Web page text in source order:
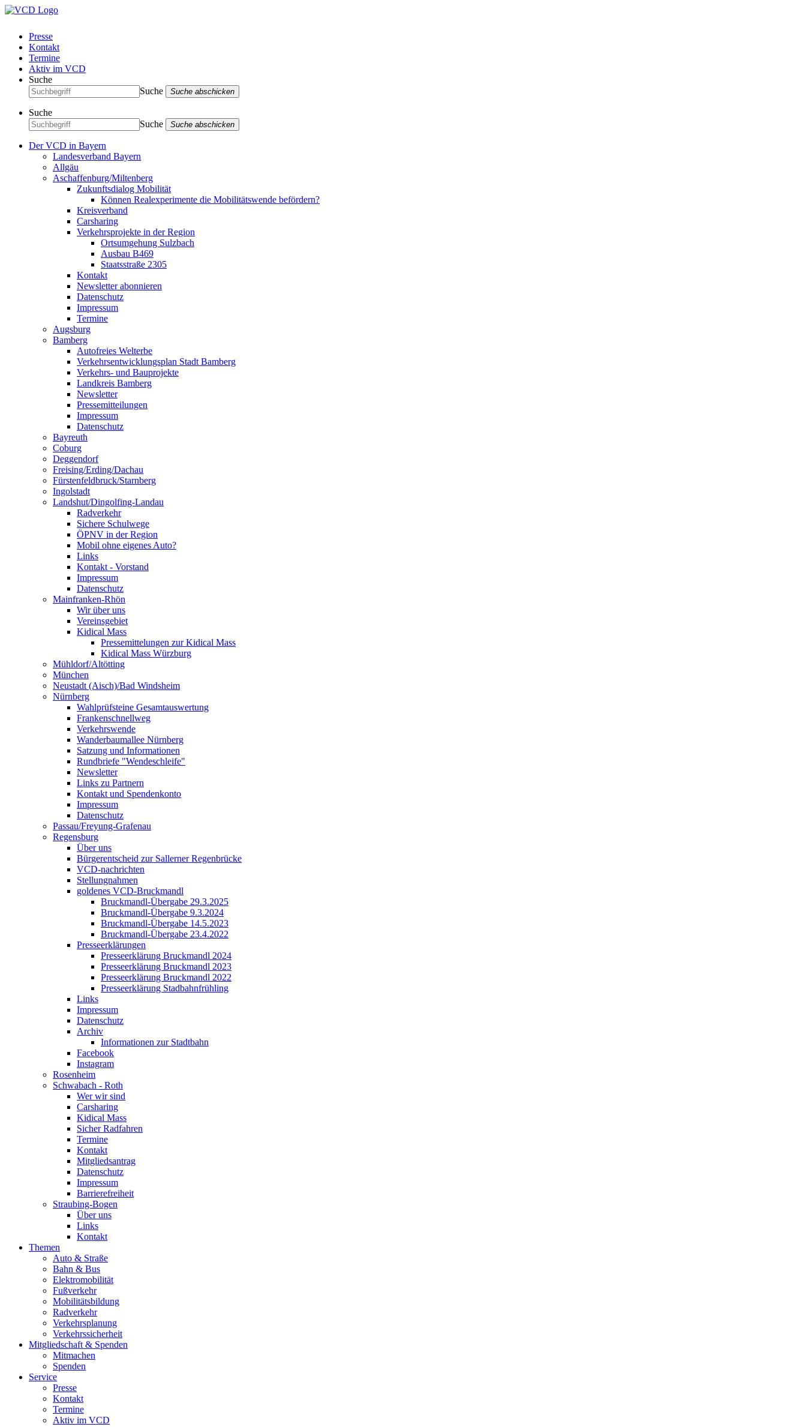
Presse
Kontakt
Termine
Aktiv im VCD
Suche
Suche
Suche abschicken
Suche
Suche
Suche abschicken
Der VCD in Bayern
Landesverband Bayern
Allgäu
Aschaffenburg/Miltenberg
Zukunftsdialog Mobilität
Können Realexperimente die Mobilitätswende befördern?
Kreisverband
Carsharing
Verkehrsprojekte in der Region
Ortsumgehung Sulzbach
Ausbau B469
Staatsstraße 2305
Kontakt
Newsletter abonnieren
Datenschutz
Impressum
Termine
Augsburg
Bamberg
Autofreies Welterbe
Verkehrsentwicklungsplan Stadt Bamberg
Verkehrs- und Bauprojekte
Landkreis Bamberg
Newsletter
Pressemitteilungen
Impressum
Datenschutz
Bayreuth
Coburg
Deggendorf
Freising/Erding/Dachau
Fürstenfeldbruck/Starnberg
Ingolstadt
Landshut/Dingolfing-Landau
Radverkehr
Sichere Schulwege
ÖPNV in der Region
Mobil ohne eigenes Auto?
Links
Kontakt - Vorstand
Impressum
Datenschutz
Mainfranken-Rhön
Wir über uns
Vereinsgebiet
Kidical Mass
Pressemittelungen zur Kidical Mass
Kidical Mass Würzburg
Mühldorf/Altötting
München
Neustadt (Aisch)/Bad Windsheim
Nürnberg
Wahlprüfsteine Gesamtauswertung
Frankenschnellweg
Verkehrswende
Wanderbaumallee Nürnberg
Satzung und Informationen
Rundbriefe "Wendeschleife"
Newsletter
Links zu Partnern
Kontakt und Spendenkonto
Impressum
Datenschutz
Passau/Freyung-Grafenau
Regensburg
Über uns
Bürgerentscheid zur Sallerner Regenbrücke
VCD-nachrichten
Stellungnahmen
goldenes VCD-Bruckmandl
Bruckmandl-Übergabe 29.3.2025
Bruckmandl-Übergabe 9.3.2024
Bruckmandl-Übergabe 14.5.2023
Bruckmandl-Übergabe 23.4.2022
Presseerklärungen
Presseerklärung Bruckmandl 2024
Presseerklärung Bruckmandl 2023
Presseerklärung Bruckmandl 2022
Presseerklärung Stadbahnfrühling
Links
Impressum
Datenschutz
Archiv
Informationen zur Stadtbahn
Facebook
Instagram
Rosenheim
Schwabach - Roth
Wer wir sind
Carsharing
Kidical Mass
Sicher Radfahren
Termine
Kontakt
Mitgliedsantrag
Datenschutz
Impressum
Barrierefreiheit
Straubing-Bogen
Über uns
Links
Kontakt
Themen
Auto & Straße
Bahn & Bus
Elektromobilität
Fußverkehr
Mobilitätsbildung
Radverkehr
Verkehrsplanung
Verkehrssicherheit
Mitgliedschaft & Spenden
Mitmachen
Spenden
Service
Presse
Kontakt
Termine
Aktiv im VCD